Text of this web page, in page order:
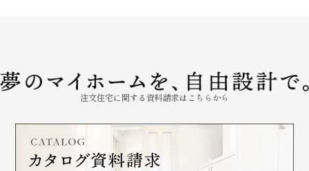
注文住宅に関する資料請求はこちらから